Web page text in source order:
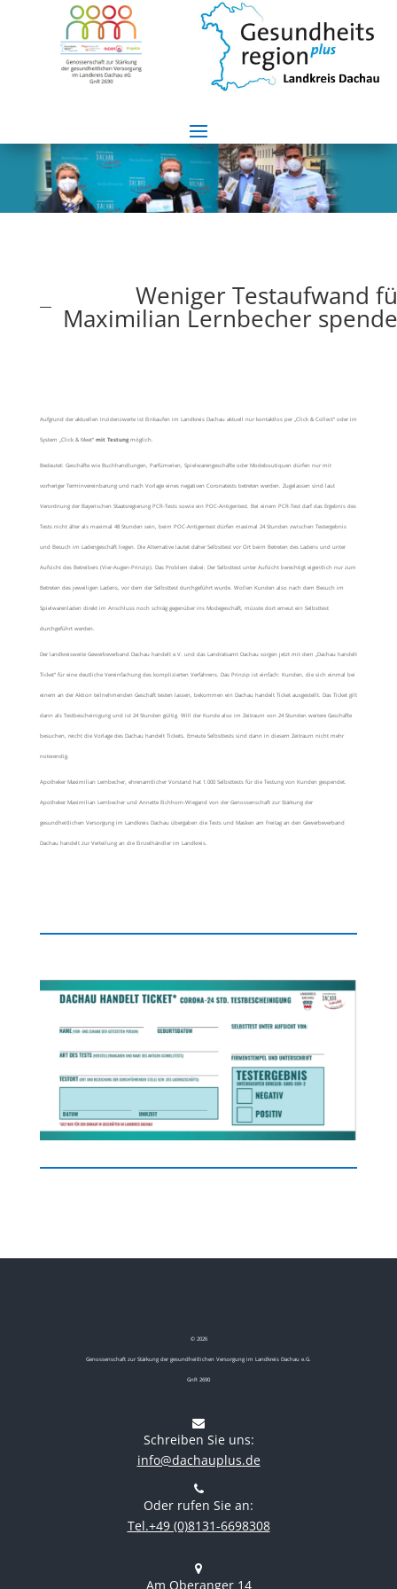
Weniger Testaufwand
Maximilian Lernbecher
Aufgrund der aktuellen Inzidenzwerte ist Einkaufen im Landkreis Dachau aktuell nur kontaktlos per „Click & Collect“ oder im
System „Click & Meet“ mit Testungmöglich.
Bedeutet: Geschäfte wie Buchhandlungen, Parfümerien, Spielwarengeschäfte oder Modeboutiquen dürfen nur mit
vorheriger Terminvereinbarung und nach Vorlage eines negativen Coronatests betreten werden. Zugelassen sind laut
Verordnung der Bayerischen Staatsregierung PCR-Tests sowie ein POC-Antigentest. Bei einem PCR-Test darf das Ergebnis des
Tests nicht älter als maximal 48 Stunden sein, beim POC-Antigentest dürfen maximal 24 Stunden zwischen Testergebnis
und Besuch im Ladengeschäft liegen. Die Alternative lautet daher Selbsttest vor Ort beim Betreten des Ladens und unter
Aufsicht des Betreibers (Vier-Augen-Prinzip). Das Problem dabei: Der Selbsttest unter Aufsicht berechtigt eigentlich nur zum
Betreten des jeweiligen Ladens, vor dem der Selbsttest durchgeführt wurde. Wollen Kunden also nach dem Besuch im
Spielwarenladen direkt im Anschluss noch schräg gegenüber ins Modegeschäft, müsste dort erneut ein Selbsttest
durchgeführt werden.
Der landkreisweite Gewerbeverband Dachau handelt e.V. und das Landratsamt Dachau sorgen jetzt mit dem „Dachau handelt
Ticket“ für eine deutliche Vereinfachung des komplizierten Verfahrens. Das Prinzip ist einfach: Kunden, die sich einmal bei
einem an der Aktion teilnehmenden Geschäft testen lassen, bekommen ein Dachau handelt Ticket ausgestellt. Das Ticket gilt
dann als Testbescheinigung und ist 24 Stunden gültig. Will der Kunde also im Zeitraum von 24 Stunden weitere Geschäfte
besuchen, reicht die Vorlage des Dachau handelt Tickets. Erneute Selbsttests sind dann in diesem Zeitraum nicht mehr
notwendig.
Apotheker Maximilian Lernbecher, ehrenamtlicher Vorstand hat 1.000 Selbsttests für die Testung von Kunden gespendet.
Apotheker Maximilian Lernbecher und Annette Eichhorn-Wiegand von der Genossenschaft zur Stärkung der
gesundheitlichen Versorgung im Landkreis Dachau übergaben die Tests und Masken am Freitag an den Gewerbeverband
Dachau handelt zur Verteilung an die Einzelhändler im Landkreis.
© 2026
Genossenschaft zur Stärkung der gesundheitlichen Versorgung im Landkreis Dachau e.G.
GnR 2690
Schreiben Sie uns:
info@dachauplus.de
Oder rufen Sie an:
Tel.+49 (0)8131-6698308
Am Oberanger 14